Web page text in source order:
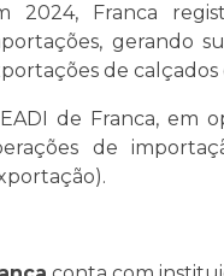
2024, Franca
gerando
de calçados
de Franca, em
de